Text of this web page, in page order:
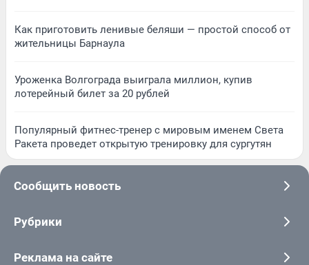
Как приготовить ленивые беляши — простой способ от
жительницы Барнаула
Уроженка Волгограда выиграла миллион, купив
лотерейный билет за 20 рублей
Популярный фитнес-тренер с мировым именем Света
Ракета проведет открытую тренировку для сургутян
Сообщить новость
Рубрики
Реклама на сайте